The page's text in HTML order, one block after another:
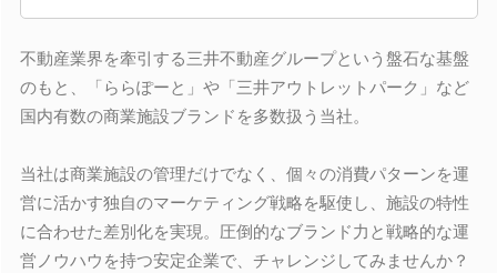
不動産業界を牽引する三井不動産グループという盤石な基盤
のもと、「ららぽーと」や「三井アウトレットパーク」など
国内有数の商業施設ブランドを多数扱う当社。
当社は商業施設の管理だけでなく、個々の消費パターンを運
営に活かす独自のマーケティング戦略を駆使し、施設の特性
に合わせた差別化を実現。圧倒的なブランド力と戦略的な運
営ノウハウを持つ安定企業で、チャレンジしてみませんか？